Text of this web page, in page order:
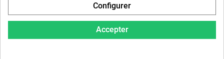
PAIEMENT SÉCURISÉ
Accepter
Configurer